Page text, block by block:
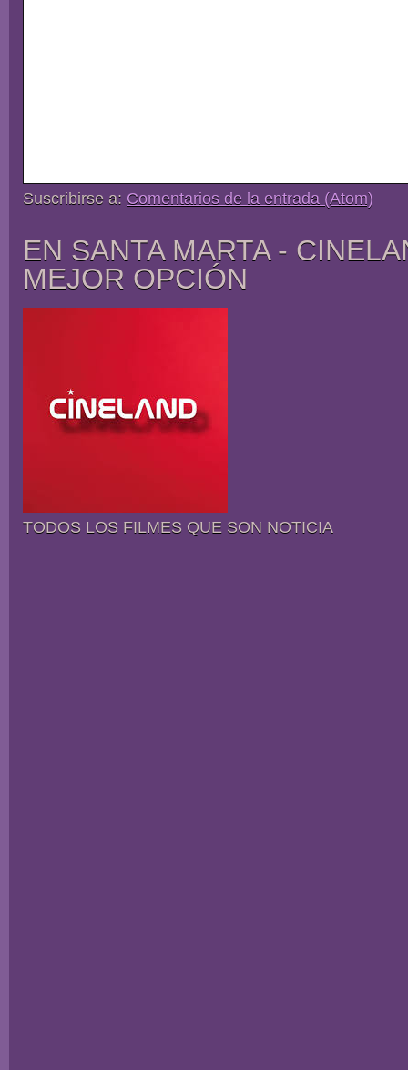
Suscribirse a: Comentarios de la entrada (Atom)
EN SANTA MARTA -
MEJOR OPCIÓN
TODOS LOS FILMES QUE SON NOTICIA